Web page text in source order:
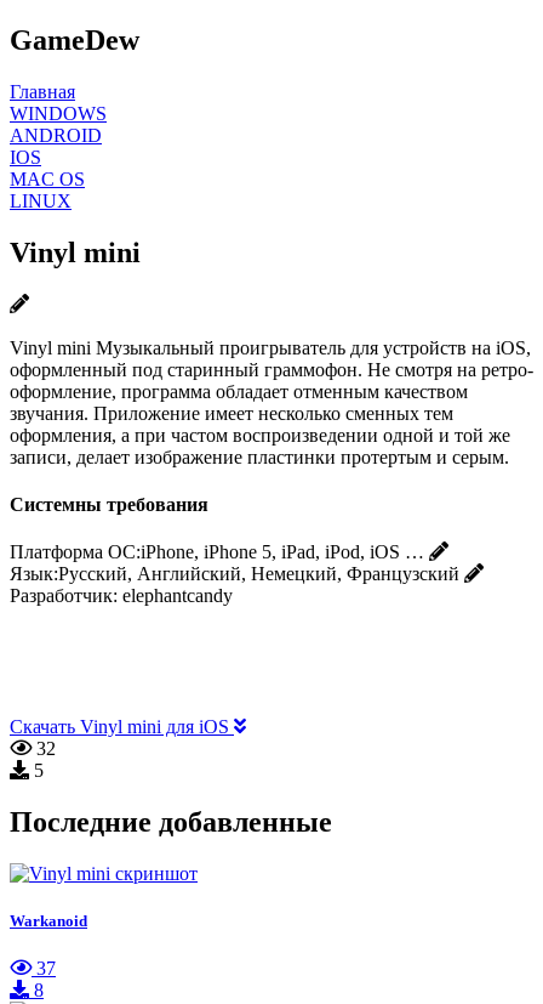
GameDew
Главная
WINDOWS
ANDROID
IOS
MAC OS
LINUX
Vinyl mini
Vinyl mini Музыкальный проигрыватель для устройств на iOS,
оформленный под старинный граммофон. Не смотря на ретро-
оформление, программа обладает отменным качеством
звучания. Приложение имеет несколько сменных тем
оформления, а при частом воспроизведении одной и той же
записи, делает изображение пластинки протертым и серым.
Системны требования
Платформа ОС:iPhone, iPhone 5, iPad, iPod, iOS …
Язык:Русский, Английский, Немецкий, Французский
Разработчик: elephantcandy
Скачать Vinyl mini для iOS
32
5
Последние добавленные
Warkanoid
37
8